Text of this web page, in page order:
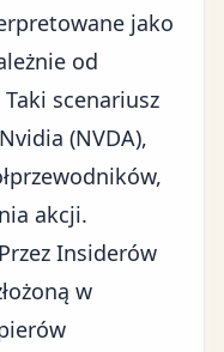
jako
od
scenariusz
(NVDA),
akcji.
Insiderów
w